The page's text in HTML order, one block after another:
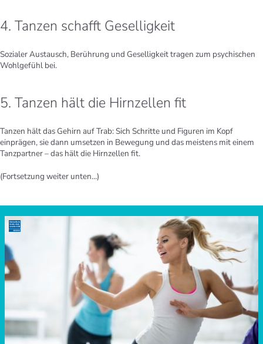
4. Tanzen schafft Geselligkeit
Sozialer Austausch, Berührung und Geselligkeit tragen zum psychischen
Wohlgefühl bei.
5. Tanzen hält die Hirnzellen fit
Tanzen hält das Gehirn auf Trab: Sich Schritte und Figuren im Kopf
einprägen, sie dann umsetzen in Bewegung und das meistens mit einem
Tanzpartner – das hält die Hirnzellen fit.
(Fortsetzung weiter unten…)